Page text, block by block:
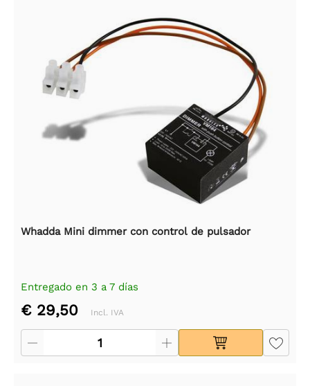
Whadda Mini dimmer con control de pulsador
Entregado en 3 a 7 días
€ 29,50 Incl. IVA